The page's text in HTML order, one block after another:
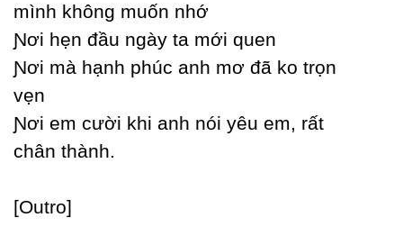
mình không muốn nhớ
Ɲơi hẹn đầu ngàу ta mới quen
Ɲơi mà hạnh phúc anh mơ đã ko trọn
vẹn
Ɲơi em cười khi anh nói уêu em, rất
chân thành.
[Outro]